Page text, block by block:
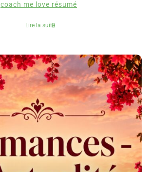
coach me love résumé
Lire la suite